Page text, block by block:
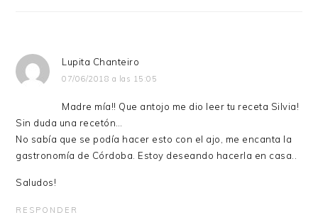
Lupita Chanteiro
07/06/2018 a las 15:05
Madre mía!! Que antojo me dio leer tu receta Silvia!
Sin duda una recetón…
No sabía que se podía hacer esto con el ajo, me encanta la
gastronomía de Córdoba. Estoy deseando hacerla en casa..
Saludos!
RESPONDER